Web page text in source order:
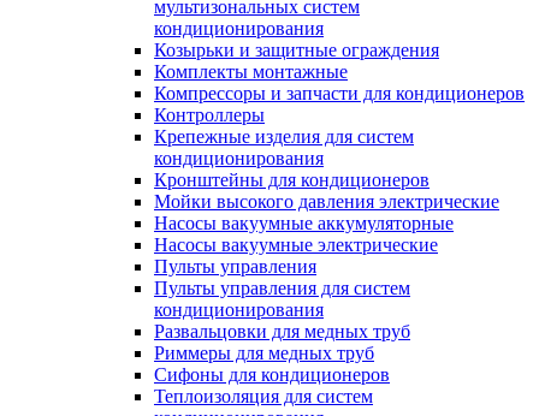
мультизональных систем
кондиционирования
Козырьки и защитные ограждения
Комплекты монтажные
Компрессоры и запчасти для кондиционеров
Контроллеры
Крепежные изделия для систем
кондиционирования
Кронштейны для кондиционеров
Мойки высокого давления электрические
Насосы вакуумные аккумуляторные
Насосы вакуумные электрические
Пульты управления
Пульты управления для систем
кондиционирования
Развальцовки для медных труб
Риммеры для медных труб
Сифоны для кондиционеров
Теплоизоляция для систем